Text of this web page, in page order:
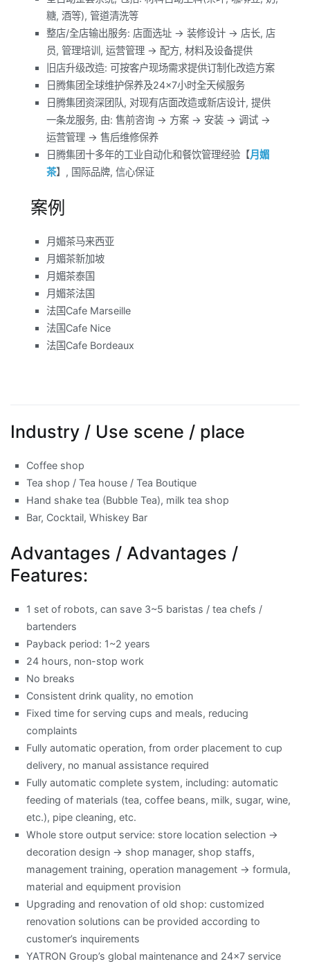
糖, 酒等), 管道清洗等
整店/全店输出服务: 店面选址 -> 装修设计 -> 店长, 店
员, 管理培训, 运营管理 -> 配方, 材料及设备提供
旧店升级改造: 可按客户现场需求提供订制化改造方案
日腾集团全球维护保养及24×7小时全天候服务
日腾集团资深团队, 对现有店面改造或新店设计, 提供
一条龙服务, 由: 售前咨询 -> 方案 -> 安装 -> 调试 ->
运营管理 -> 售后维修保养
日腾集团十多年的工业自动化和餐饮管理经验【月媚
茶】, 国际品牌, 信心保证
案例
月媚茶马来西亚
月媚茶新加坡
月媚茶泰国
月媚茶法国
法国Cafe Marseille
法国Cafe Nice
法国Cafe Bordeaux
Industry / Use scene / place
Coffee shop
Tea shop / Tea house / Tea Boutique
Hand shake tea (Bubble Tea), milk tea shop
Bar, Cocktail, Whiskey Bar
Advantages / Advantages /
Features:
1 set of robots, can save 3~5 baristas / tea chefs /
bartenders
Payback period: 1~2 years
24 hours, non-stop work
No breaks
Consistent drink quality, no emotion
Fixed time for serving cups and meals, reducing
complaints
Fully automatic operation, from order placement to cup
delivery, no manual assistance required
Fully automatic complete system, including: automatic
feeding of materials (tea, coffee beans, milk, sugar, wine,
etc.), pipe cleaning, etc.
Whole store output service: store location selection ->
decoration design -> shop manager, shop staffs,
management training, operation management -> formula,
material and equipment provision
Upgrading and renovation of old shop: customized
renovation solutions can be provided according to
customer’s inquirements
YATRON Group’s global maintenance and 24×7 service